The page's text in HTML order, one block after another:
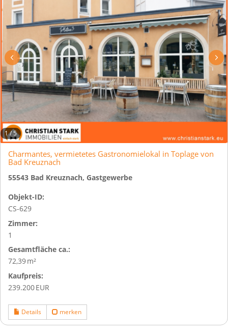
1/5
Charmantes, vermietetes Gastronomielokal in Toplage von
Bad Kreuznach
55543 Bad Kreuznach, Gastgewerbe
Objekt-ID:
CS-629
Zimmer:
1
Gesamtfläche ca.:
72,39 m²
Kaufpreis:
239.200 EUR
Details merken